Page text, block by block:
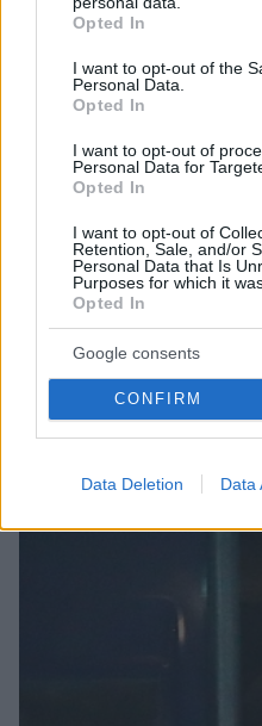
grant or deny consent to
use your data for below
consent section.
Opted In
I want to opt-out of the
Personal Data.
Opted In
I want to opt-out of
Personal Data for
Opted In
I want to opt-out of
Retention, Sale, and/or
Personal Data that Is
Purposes for which it
Opted In
Google consents
CONFIRM
Data Deletion Data
Οργή στο Περού για το
επίθεσης μαέστρου σε
σιγά θα το ξεπεράσεις»
ελληνικής σημαίας και
καλοκαιριού της στην
ξεχάσω ποτέ
πριν μία ώρα
Προφυλακίστηκαν ο
κατηγορούμενοι για την
πριν μία ώρα
ΔΕΙΤΕ ΟΛΕΣ ΤΙΣ